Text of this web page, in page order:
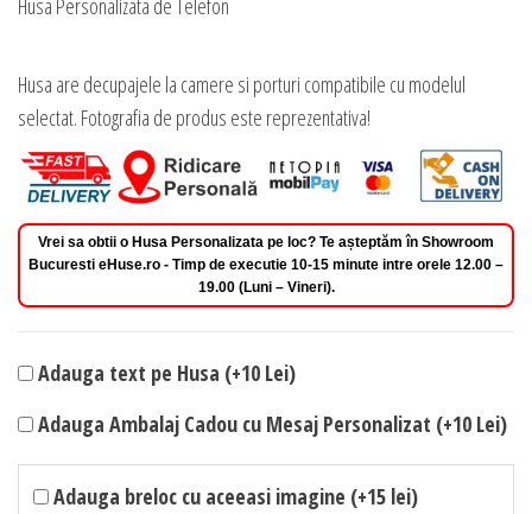
Husa Personalizata de Telefon
Husa are decupajele la camere si porturi compatibile cu modelul
selectat. Fotografia de produs este reprezentativa!
Vrei sa obtii o Husa Personalizata pe loc? Te așteptăm în Showroom
Bucuresti eHuse.ro - Timp de executie 10-15 minute intre orele 12.00 –
19.00 (Luni – Vineri).
Adauga text pe Husa (+10 Lei)
Adauga Ambalaj Cadou cu Mesaj Personalizat (+10 Lei)
Adauga breloc cu aceeasi imagine (+15 lei)